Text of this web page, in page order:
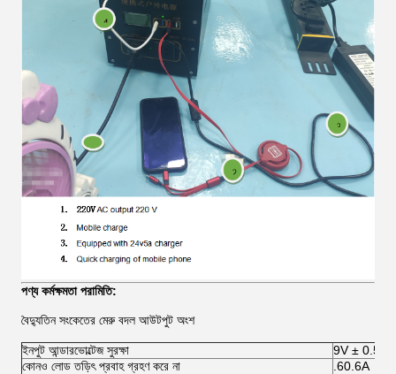
পণ্য কর্মক্ষমতা পরামিতি:
বৈদ্যুতিন সংকেতের মেরু বদল আউটপুট অংশ
ইনপুট আন্ডারভোল্টেজ সুরক্ষা
9V ± 0.5V
কোনও লোড তড়িৎ প্রবাহ গ্রহণ করে না
.60.6A